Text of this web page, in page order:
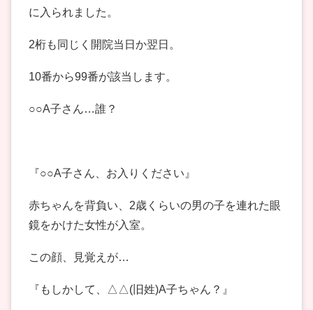
に入られました。
2桁も同じく開院当日か翌日。
10番から99番が該当します。
○○A子さん…誰？
『○○A子さん、お入りください』
赤ちゃんを背負い、2歳くらいの男の子を連れた眼
鏡をかけた女性が入室。
この顔、見覚えが…
『もしかして、△△(旧姓)A子ちゃん？』